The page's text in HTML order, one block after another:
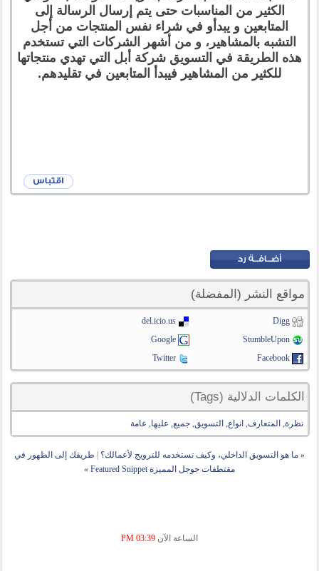
الكثير من المناسبات حتى يتم إرسال الرسالة إلى
المتابعين و يبدأو في شراء نفس المنتجات من أجل
التشبه بالمشاهير، و من أشهر الشركات التي تستخدم
هذه الطريقة في التسويق شركة أبل التي تهدي منتجاتها
للكثير من المشاهير فيبدأ المتابعين في تقليدهم.
مواقع النشر (المفضلة)
Digg
del.icio.us
StumbleUpon
Google
Facebook
Twitter
الكلمات الدلالية (Tags)
نظرة, المتعارف, انواع, التسويق,جميع, عليها, عامة
« ما هو التسويق الداخلي، وكيف تستخدمه للترويج لأعمالك؟
طريقك إلى الظهور في
مقتطفات جوجل المميزة Featured Snippet‬‏
»
الساعة الآن 03:39 PM